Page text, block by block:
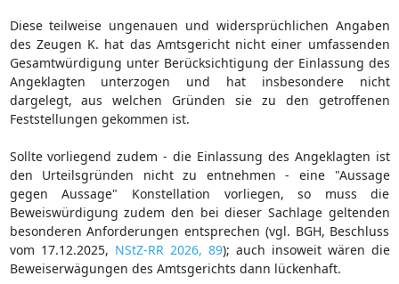
Diese teilweise ungenauen und widersprüchlichen Angaben
des Zeugen K. hat das Amtsgericht nicht einer umfassenden
Gesamtwürdigung unter Berücksichtigung der Einlassung des
Angeklagten unterzogen und hat insbesondere nicht
dargelegt, aus welchen Gründen sie zu den getroffenen
Feststellungen gekommen ist.
Sollte vorliegend zudem - die Einlassung des Angeklagten ist
den Urteilsgründen nicht zu entnehmen - eine "Aussage
gegen Aussage" Konstellation vorliegen, so muss die
Beweiswürdigung zudem den bei dieser Sachlage geltenden
besonderen Anforderungen entsprechen (vgl. BGH, Beschluss
vom 17.12.2025, NStZ-RR 2026, 89); auch insoweit wären die
Beweiserwägungen des Amtsgerichts dann lückenhaft.